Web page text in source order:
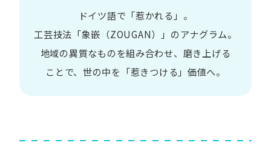
ドイツ語で​「惹かれる」。
工芸技法​「象嵌​（ZOUGAN）」の​アナグラム。
地域の​異質な​ものを​組み合わせ、 磨き上げる​
ことで、 世の​中を​「惹きつける」価値へ。​